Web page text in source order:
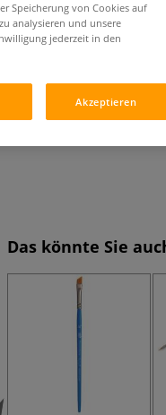
Das könnte Sie
Speicherung von Cookies auf
analysieren und unsere
jederzeit in den
Akzeptieren